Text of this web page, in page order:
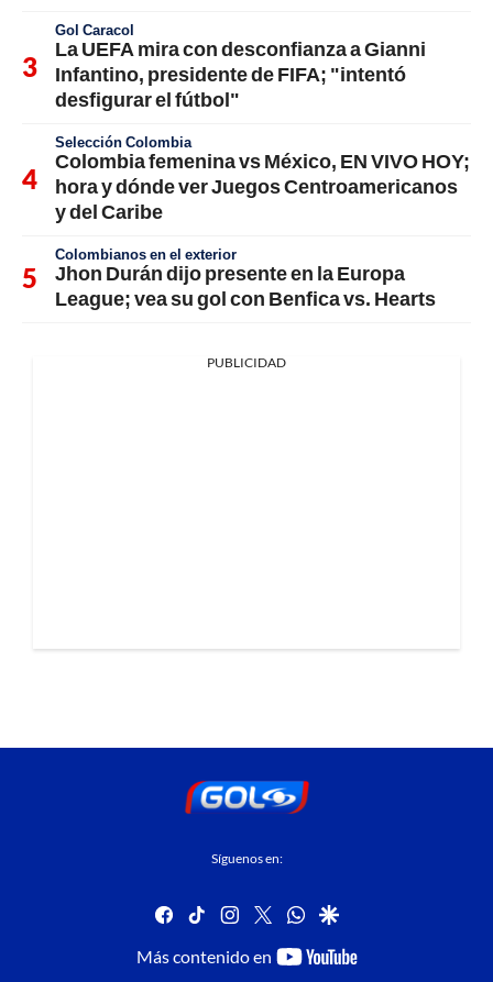
Gol Caracol
La UEFA mira con desconfianza a Gianni
Infantino, presidente de FIFA; "intentó
desfigurar el fútbol"
Selección Colombia
Colombia femenina vs México, EN VIVO HOY;
hora y dónde ver Juegos Centroamericanos
y del Caribe
Colombianos en el exterior
Jhon Durán dijo presente en la Europa
League; vea su gol con Benfica vs. Hearts
PUBLICIDAD
Síguenos en:
facebook
tiktok instagram
twitterwhatsapp
google
Más contenido en
youtube-